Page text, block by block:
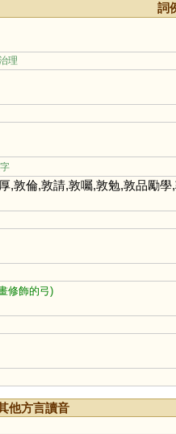
詞
理
,敦倫,敦請,敦囑,敦勉,敦品勵學
修飾的弓)
他方言讀音